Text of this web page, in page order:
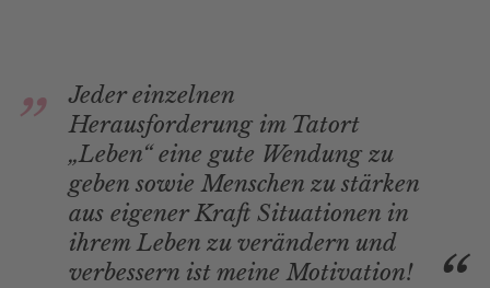
Jeder einzelnen
Herausforderung im Tatort
„Leben“ eine gute Wendung zu
geben sowie Menschen zu stärken
aus eigener Kraft Situationen in
ihrem Leben zu verändern und
verbessern ist meine Motivation!